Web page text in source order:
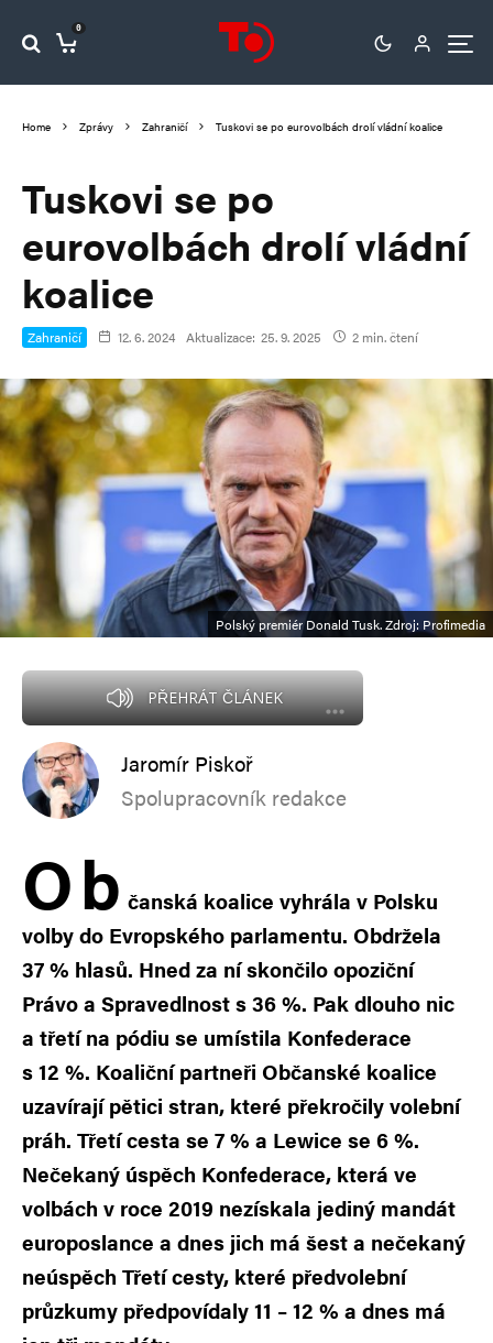
0
Home Zprávy Zahraničí Tuskovi se po eurovolbách drolí vládní koalice
Tuskovi se po
eurovolbách drolí vládní
koalice
Zahraničí 12. 6. 2024 Aktualizace: 25. 9. 2025 2 min. čtení
Polský premiér Donald Tusk. Zdroj: Profimedia
PŘEHRÁT ČLÁNEK
Jaromír Piskoř
Spolupracovník redakce
Ob čanská koalice vyhrála v Polsku
volby do Evropského parlamentu. Obdržela
37 % hlasů. Hned za ní skončilo opoziční
Právo a Spravedlnost s 36 %. Pak dlouho nic
a třetí na pódiu se umístila Konfederace
s 12 %. Koaliční partneři Občanské koalice
uzavírají pětici stran, které překročily volební
práh. Třetí cesta se 7 % a Lewice se 6 %.
Nečekaný úspěch Konfederace, která ve
volbách v roce 2019 nezískala jediný mandát
europoslance a dnes jich má šest a nečekaný
neúspěch Třetí cesty, které předvolební
průzkumy předpovídaly 11 – 12 % a dnes má